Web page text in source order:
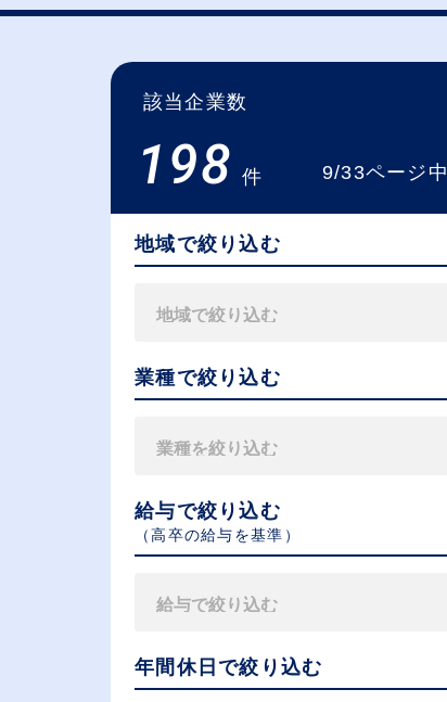
該当企業数
198 件 9/33ページ中
地域で絞り込む
業種で絞り込む
給与で絞り込む
（⾼卒の給与を基準）
年間休日で絞り込む